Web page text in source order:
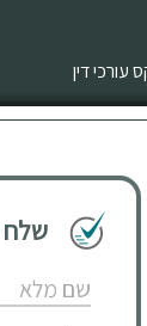
עורכי דין
שלח